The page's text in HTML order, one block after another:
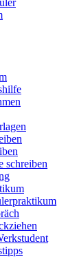
schreiben